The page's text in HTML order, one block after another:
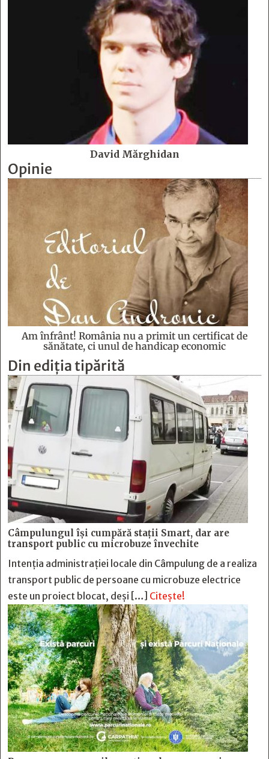
David Mărghidan
Opinie
Am înfrânt! România nu a primit un certificat de
sănătate, ci unul de handicap economic
Din ediția tipărită
Câmpulungul îşi cumpără staţii Smart, dar are
transport public cu microbuze învechite
Intenția administrației locale din Câmpulung de a realiza
transport public de persoane cu microbuze electrice
este un proiect blocat, deși […] Citește!